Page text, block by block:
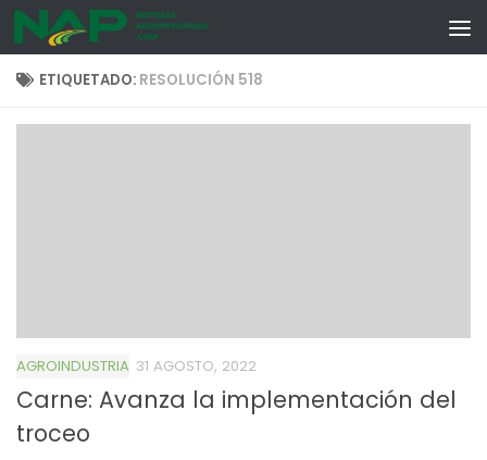
Skip to content
ETIQUETADO: RESOLUCIÓN 518
AGROINDUSTRIA 31 AGOSTO, 2022
Carne: Avanza la implementación del
troceo